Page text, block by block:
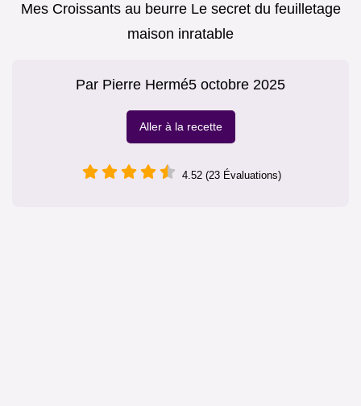
Mes Croissants au beurre Le secret du feuilletage
maison inratable
Par Pierre Hermé5 octobre 2025
Aller à la recette
4.52 (23 Évaluations)